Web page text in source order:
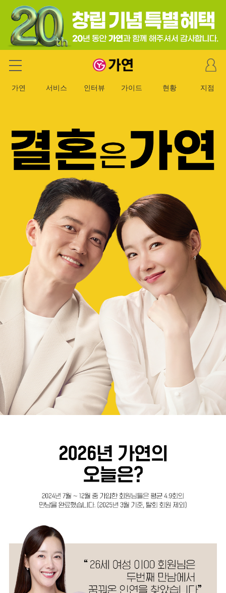
가연 결혼정보회사
마
이
이
가연 서비스 인터뷰 가이드 현황 지점